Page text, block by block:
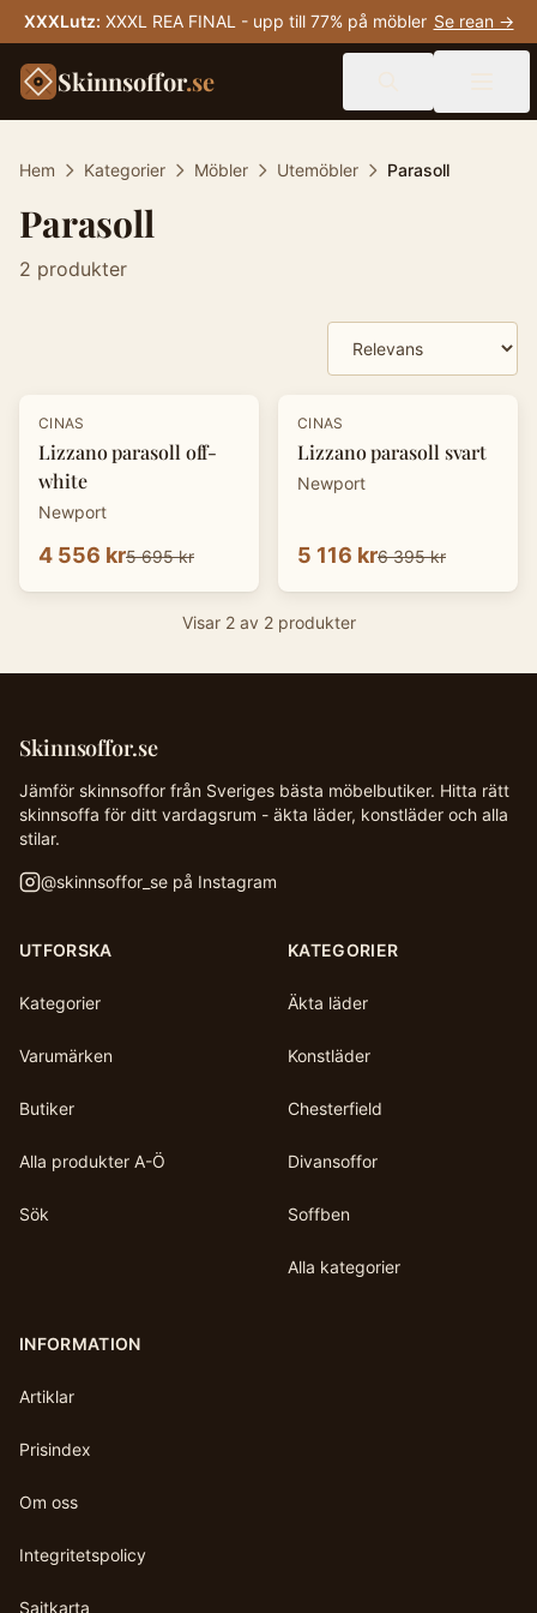
XXXLutz: XXXL REA FINAL - upp till 77% på möbler Se rean →
Skinnsoffor.se
Hem Kategorier Möbler Utemöbler Parasoll
Parasoll
2 produkter
-20 %
CINAS
Lizzano parasoll off-
white
Newport
4 556 kr5 695 kr
-20 %
CINAS
Lizzano parasoll svart
Newport
5 116 kr6 395 kr
Visar 2av 2produkter
Skinnsoffor.se
Jämför skinnsoffor från Sveriges bästa möbelbutiker. Hitta rätt
skinnsoffa för ditt vardagsrum - äkta läder, konstläder och alla
stilar.
@skinnsoffor_se på Instagram
UTFORSKA
Kategorier
Varumärken
Butiker
Alla produkter A-Ö
Sök
KATEGORIER
Äkta läder
Konstläder
Chesterfield
Divansoffor
Soffben
Alla kategorier
INFORMATION
Artiklar
Prisindex
Om oss
Integritetspolicy
Sajtkarta